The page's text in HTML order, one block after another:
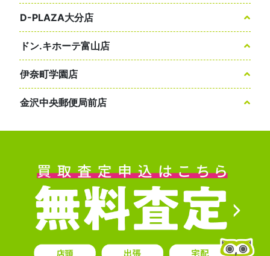
D-PLAZA大分店
ドン.キホーテ富山店
伊奈町学園店
金沢中央郵便局前店